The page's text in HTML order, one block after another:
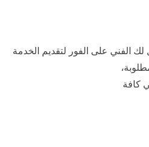
الفني على الفور لتقديم الخدمة
كافة